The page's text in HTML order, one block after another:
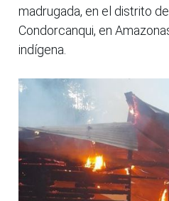
madrugada, en el distrito
Condorcanqui, en
indígena.